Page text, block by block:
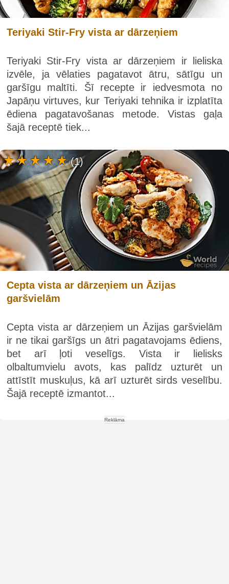
Teriyaki Stir-Fry vista ar dārzeņiem
Teriyaki Stir-Fry vista ar dārzeņiem ir lieliska
izvēle, ja vēlaties pagatavot ātru, sātīgu un
garšīgu maltīti. Šī recepte ir iedvesmota no
Japāņu virtuves, kur Teriyaki tehnika ir izplatīta
ēdiena pagatavošanas metode. Vistas gaļa
šajā receptē tiek...
Cepta vista ar dārzeņiem un Āzijas
garšvielām
Cepta vista ar dārzeņiem un Āzijas garšvielām
ir ne tikai garšīgs un ātri pagatavojams ēdiens,
bet arī ļoti veselīgs. Vista ir lielisks
olbaltumvielu avots, kas palīdz uzturēt un
attīstīt muskuļus, kā arī uzturēt sirds veselību.
Šajā receptē izmantot...
(1)
Reklāma